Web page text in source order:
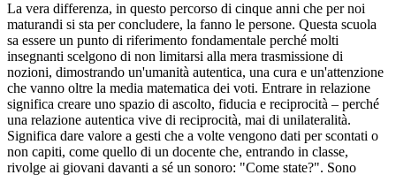
​La vera differenza, in questo percorso di cinque anni che per noi
maturandi si sta per concludere, la fanno le persone. Questa scuola
sa essere un punto di riferimento fondamentale perché molti
insegnanti scelgono di non limitarsi alla mera trasmissione di
nozioni, dimostrando un'umanità autentica, una cura e un'attenzione
che vanno oltre la media matematica dei voti. Entrare in relazione
significa creare uno spazio di ascolto, fiducia e reciprocità – perché
una relazione autentica vive di reciprocità, mai di unilateralità.
Significa dare valore a gesti che a volte vengono dati per scontati o
non capiti, come quello di un docente che, entrando in classe,
rivolge ai giovani davanti a sé un sonoro: "Come state?". Sono